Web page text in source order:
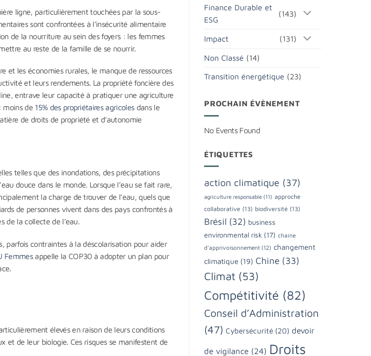
ligne, particulièrement touchées par la sous-
sont confrontées à l’insécurité alimentaire
de la nourriture au sein des foyers : les femmes
au reste de la famille de se nourrir.
et les économies rurales, le manque de ressources
et leurs rendements. La propriété foncière des
entrave leur capacité à pratiquer une agriculture
moins de 15% des propriétaires agricolesdans le
de droits de propriété et d’autonomie
telles que des inondations, des précipitations
douce dans le monde. Lorsque l’eau se fait rare,
la charge de trouver de l’eau, quels que
de personnes vivent dans des pays confrontés à
de la collecte de l’eau.
parfois contraintes à la déscolarisation pour aider
Femmesappelle la COP30 à adopter un plan pour
élevés en raison de leurs conditions
et de leur biologie. Ces risques se manifestent de
Finance Durable et
ESG
(143)
Impact (131)
Non Classé (14)
Transition énergétique (23)
PROCHAIN ÉVÈNEMENT
No Events Found
ÉTIQUETTES
action climatique (37)
agriculture responsable (11) approche
collaborative (13) biodiversité (13)
Brésil (32) business
environmental risk (17) chaine
d'apprivoisonnement (12) changement
climatique (19) Chine (33)
Climat (53)
Compétitivité (82)
Conseil d’Administration
(47) Cybersécurité (20) devoir
de vigilance (24) Droits